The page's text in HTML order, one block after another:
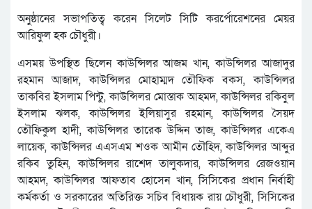
অনুষ্ঠানের সভাপতিত্ব করেন সিলেট সিটি করর্পোরেশনের মেয়র
আরিফুল হক চৌধুরী।
এসময় উপস্থিত ছিলেন কাউন্সিলর আজম খান, কাউন্সিলর আজাদুর
রহমান আজাদ, কাউন্সিলর মোহাম্মদ তৌফিক বকস, কাউন্সিলর
তাকবির ইসলাম পিন্টু, কাউন্সিলর মোস্তাক আহমদ, কাউন্সিলর রকিবুল
ইসলাম ঝলক, কাউন্সিলর ইলিয়াসুর রহমান, কাউন্সিলর সৈয়দ
তৌফিকুল হাদী, কাউন্সিলর তারেক উদ্দিন তাজ, কাউন্সিলর একেএ
লায়েক, কাউন্সিলর এএসএম শওক আমীন তৌহিদ, কাউন্সিলর আব্দুর
রকিব তুহিন, কাউন্সিলর রাশেদ তালুকদার, কাউন্সিলর রেজওয়ান
আহমদ, কাউন্সিলর আফতাব হোসেন খান, সিসিকের প্রধান নির্বাহী
কর্মকর্তা ও সরকারের অতিরিক্ত সচিব বিধায়ক রায় চৌধুরী, সিসিকের